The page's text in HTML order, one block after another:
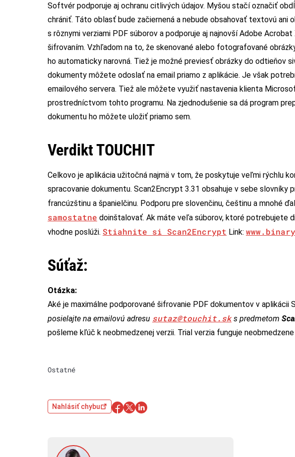
Softvér podporuje aj ochranu citlivých údajov. Myšou stačí označiť
chrániť. Táto oblasť bude začiernená a nebude obsahovať textovú ani
s rôznymi verziami PDF súborov a podporuje aj najnovší Adobe
šifrovaním. Vzhľadom na to, že skenované alebo fotografované
ho automaticky narovná. Tiež je možné previesť obrázky do odtieňov
dokumenty môžete odoslať na email priamo z aplikácie. Je však
emailového servera. Tiež ale môžete využiť nastavenia klienta
prostredníctvom tohto programu. Na zjednodušenie sa dá program
dokumentu ho môžete uložiť priamo sem.
Verdikt TOUCHIT
Celkovo je aplikácia užitočná najmä v tom, že poskytuje veľmi rýchlu
spracovanie dokumentu. Scan2Encrypt 3.31 obsahuje v sebe slovníky
francúzštinu a španielčinu. Podporu pre slovenčinu, češtinu a mnohé
samostatne doinštalovať. Ak máte veľa súborov, ktoré potrebujete
vhodne poslúži. Stiahnite si Scan2Encrypt Link:
Súťaž:
Otázka:
Aké je maximálne podporované šifrovanie PDF dokumentov v aplikácii
posielajte na emailovú adresu sutaz@touchit.sks predmetom
pošleme kľúč k neobmedzenej verzii. Trial verzia funguje neobmedzene
Ostatné
Nahlásiť chybu